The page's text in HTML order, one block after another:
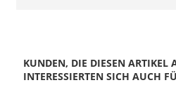
KUNDEN, DIE DIESEN ARTIKEL
INTERESSIERTEN SICH AUCH